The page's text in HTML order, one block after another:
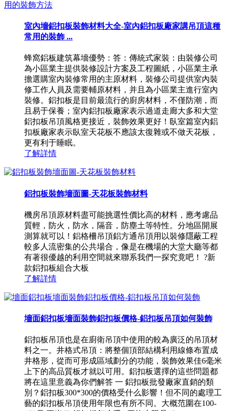
室內墻鋁扣板裝飾材料大全-室內鋁扣板廠家講吊頂這種
常用的裝飾 ...
蜂窩鋁板建筑幕墻優勢：答：傳統式家裝：由裝修公司
為小區業主提供裝修設計方案及工程圖紙，小區業主承
擔選購室內裝修常用的主原材料，裝修公司提供室內裝
修工作人員及需要輔原材料，并且為小區業主進行室內
裝修。鋁扣板是目前最流行的廚房材料，不僅防潮，而
且易于保養；室內鋁扣板廠家表示過道走廊大多和大堂
鋁扣板吊頂風格更接近，裝飾效果更好！臥室篇室內鋁
扣板廠家表示臥室天花板不應該太復雜或不做天花板，
更有利于睡眠。
了解詳情
鋁扣板裝飾墻面圖-天花板裝飾材料
機房吊頂原材料盡可能挑選性價比高的材料，應考慮品
質輕，防火，防水，隔音，防塵土等特性。分地區開展
測算就可以！鋁格柵吊頂鋁方通吊頂用以裝修隱蔽工程
較多人流密集的公共場合，像是在機場的大堂大廳等都
有著很優越的利用空間就來聯系我們一探究竟吧！ ?新
款鋁扣板組合大板
了解詳情
墻面鋁扣板墻面裝飾鋁扣板價格-鋁扣板吊頂如何裝飾
鋁扣板吊頂也是在廚衛吊頂中使用的較為廣泛的吊頂材
料之一。井格式吊頂：將整個頂部結構利用線條布置成
井格形，從而可形成區域劃分的功能，裝飾效果佳6毫米
上下的高品質板才就以可用。鋁扣板選擇的這些問題都
將在這里意義為你們解答 一 鋁扣板批發廠家直銷的類
別？鋁扣板300*300的價格受什么影響！但不同的處理工
藝的鋁扣板吊頂使用年限也有所不同。大概范圍在100-